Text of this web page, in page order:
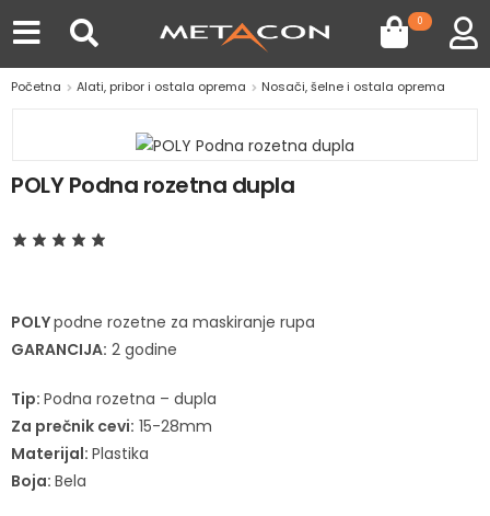
0
Početna Alati, pribor i ostala oprema Nosači, šelne i ostala oprema
POLY Podna rozetna dupla
POLYpodne rozetne za maskiranje rupa
GARANCIJA: 2 godine
Tip: Podna rozetna – dupla
Za prečnik cevi: 15-28mm
Materijal: Plastika
Boja: Bela